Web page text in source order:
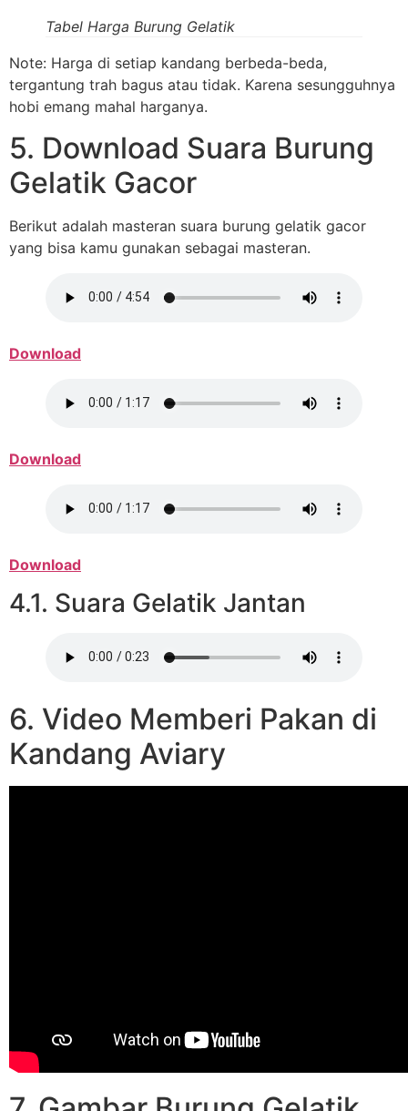
Tabel Harga Burung Gelatik
Note: Harga di setiap kandang berbeda-beda,
tergantung trah bagus atau tidak. Karena sesungguhnya
hobi emang mahal harganya.
5. Download Suara Burung
Gelatik Gacor
Berikut adalah masteran suara burung gelatik gacor
yang bisa kamu gunakan sebagai masteran.
Download
Download
Download
4.1. Suara Gelatik Jantan
6. Video Memberi Pakan di
Kandang Aviary